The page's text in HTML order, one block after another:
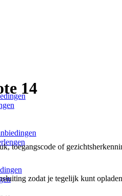
14
toegangscode of
zodat je tegelijk kunt